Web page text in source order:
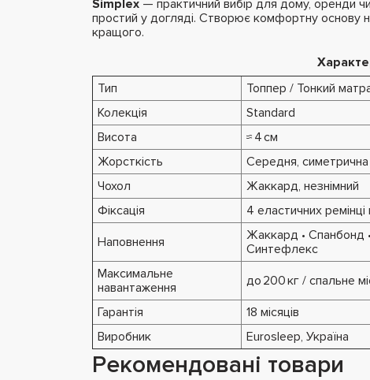
Simplex — практичний вибір для дому, оренди
простий у догляді. Створює комфортну основу
кращого.
Тип
Топпер / Тонкий
Колекція
Standard
Висота
≈ 4 см
Жорсткість
Середня, симетрична
Чохол
Жаккард, незнімний
Фіксація
4 еластичних ремінці
Наповнення
Жаккард • Спанбонд
Синтефлекс
Максимальне
навантаження
до 200 кг / спальне
Гарантія
18 місяців
Виробник
Eurosleep, Україна
Рекомендовані товари